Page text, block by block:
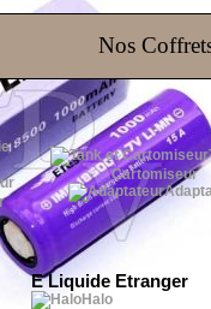
Nos
Cartomiseur
E Liquide Etranger
Halo